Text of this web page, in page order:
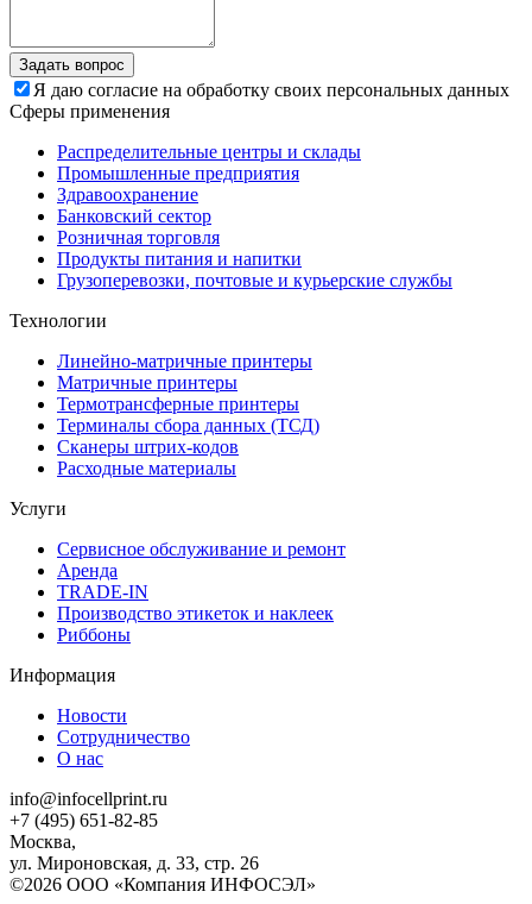
Задать вопрос
Я даю согласие на обработку своих персональных данных
Сферы применения
Распределительные центры и склады
Промышленные предприятия
Здравоохранение
Банковский сектор
Розничная торговля
Продукты питания и напитки
Грузоперевозки, почтовые и курьерские службы
Технологии
Линейно-матричные принтеры
Матричные принтеры
Термотрансферные принтеры
Терминалы сбора данных (ТСД)
Сканеры штрих-кодов
Расходные материалы
Услуги
Сервисное обслуживание и ремонт
Аренда
TRADE-IN
Производство этикеток и наклеек
Риббоны
Информация
Новости
Сотрудничество
О нас
info@infocellprint.ru
+7 (495) 651-82-85
Москва,
ул. Мироновская, д. 33, стр. 26
©2026 ООО «Компания ИНФОСЭЛ»